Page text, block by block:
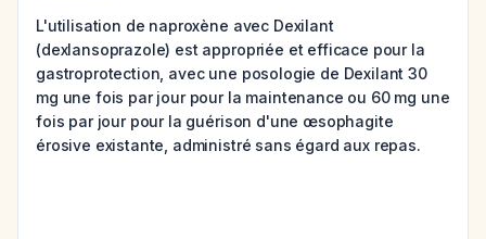
L'utilisation de naproxène avec Dexilant
(dexlansoprazole) est appropriée et efficace pour la
gastroprotection, avec une posologie de Dexilant 30
mg une fois par jour pour la maintenance ou 60 mg une
fois par jour pour la guérison d'une œsophagite
érosive existante, administré sans égard aux repas.